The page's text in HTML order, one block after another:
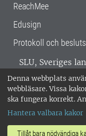
Denna webbplats
webbläsare. Vissa
ska fungera korrekt.
Hantera valbara kakor
Tillåt bara nödvändiga
ReachMee
Edusign
Protokoll och
SLU, Sveriges
verksamhet
Alnarp, Uppsala
miljöcertifierat
018-67 10 00 •
Om SLU:s